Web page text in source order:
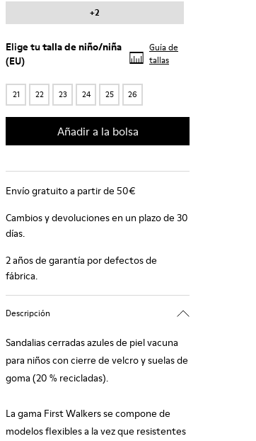
+2
Elige tutalla de niño/niña
(EU)
Guía de
tallas
21 22 23 24 25 26
Añadir a la bolsa
Envío gratuito a partir de 50€
Cambios y devoluciones en un plazo de 30
días.
2 años de garantía por defectos de
fábrica.
Descripción
Sandalias cerradas azules de piel vacuna
para niños con cierre de velcro y suelas de
goma (20 % recicladas).
La gama First Walkers se compone de
modelos flexibles a la vez que resistentes